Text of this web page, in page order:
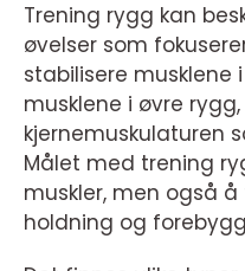
Trening rygg kan
øvelser som
stabilisere musklene
musklene i øvre
kjernemuskulaturen
Målet med trening
muskler, men også
holdning og